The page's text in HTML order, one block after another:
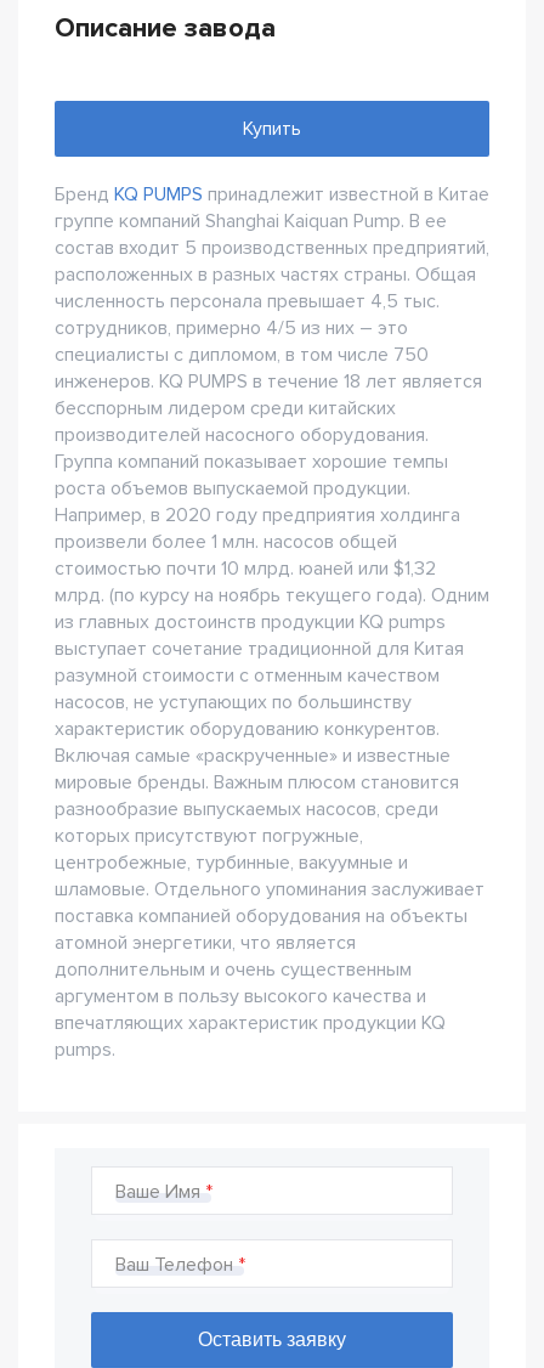
Описание завода
Купить
Бренд KQ PUMPS принадлежит известной в Китае
группе компаний Shanghai Kaiquan Pump. В ее
состав входит 5 производственных предприятий,
расположенных в разных частях страны. Общая
численность персонала превышает 4,5 тыс.
сотрудников, примерно 4/5 из них – это
специалисты с дипломом, в том числе 750
инженеров. KQ PUMPS в течение 18 лет является
бесспорным лидером среди китайских
производителей насосного оборудования.
Группа компаний показывает хорошие темпы
роста объемов выпускаемой продукции.
Например, в 2020 году предприятия холдинга
произвели более 1 млн. насосов общей
стоимостью почти 10 млрд. юаней или $1,32
млрд. (по курсу на ноябрь текущего года). Одним
из главных достоинств продукции KQ pumps
выступает сочетание традиционной для Китая
разумной стоимости с отменным качеством
насосов, не уступающих по большинству
характеристик оборудованию конкурентов.
Включая самые «раскрученные» и известные
мировые бренды. Важным плюсом становится
разнообразие выпускаемых насосов, среди
которых присутствуют погружные,
центробежные, турбинные, вакуумные и
шламовые. Отдельного упоминания заслуживает
поставка компанией оборудования на объекты
атомной энергетики, что является
дополнительным и очень существенным
аргументом в пользу высокого качества и
впечатляющих характеристик продукции KQ
pumps.
Ваше Имя
Ваш Телефон